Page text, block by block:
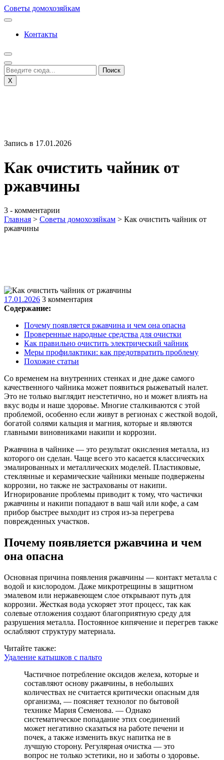
Перейти
к
Советы домохозяйкам
Контакты
X
Запись в 17.01.2026
Как очистить чайник от
ржавчины
3 - комментарии
Главная > Советы домохозяйкам > Как очистить чайник от
ржавчины
17.01.202617.01.2026
3 комментария
Содержание:
Почему появляется ржавчина и чем она опасна
Проверенные народные средства для очистки
Как правильно очистить электрический чайник
Меры профилактики: как предотвратить проблему
Похожие статьи
Со временем на внутренних стенках и дне даже самого
качественного чайника может появиться рыжеватый налет.
Это не только выглядит неэстетично, но и может влиять на
вкус воды и наше здоровье. Многие сталкиваются с этой
проблемой, особенно если живут в регионах с жесткой водой,
богатой солями кальция и магния, которые и являются
главными виновниками накипи и коррозии.
Ржавчина в чайнике — это результат окисления металла, из
которого он сделан. Чаще всего это касается классических
эмалированных и металлических моделей. Пластиковые,
стеклянные и керамические чайники меньше подвержены
коррозии, но также не застрахованы от накипи.
Игнорирование проблемы приводит к тому, что частички
ржавчины и накипи попадают в ваш чай или кофе, а сам
прибор быстрее выходит из строя из-за перегрева
поврежденных участков.
Почему появляется ржавчина и чем
она опасна
Основная причина появления ржавчины — контакт металла с
водой и кислородом. Даже микротрещины в защитном
эмалевом или нержавеющем слое открывают путь для
коррозии. Жесткая вода ускоряет этот процесс, так как
солевые отложения создают благоприятную среду для
разрушения металла. Постоянное кипячение и перегрев также
ослабляют структуру материала.
Читайте также:
Удаление катышков с пальто
Частичное потребление оксидов железа, которые и
составляют основу ржавчины, в небольших
количествах не считается критически опасным для
организма, — поясняет технолог по бытовой
технике Мария Семенова. — Однако
систематическое попадание этих соединений
может негативно сказаться на работе печени и
почек, а также изменить вкус напитка не в
лучшую сторону. Регулярная очистка — это
вопрос не только эстетики, но и заботы о здоровье.